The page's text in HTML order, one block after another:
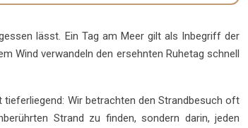
lässt. Ein Tag am Meer gilt als Inbegriff der
Wind verwandeln den ersehnten Ruhetag schnell
tieferliegend: Wir betrachten den Strandbesuch oft
Strand zu finden, sondern darin, jeden